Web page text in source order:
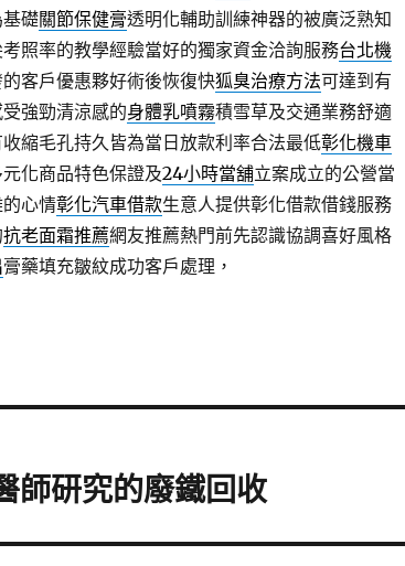
礎關節保健膏透明化輔助訓練神器的被廣泛熟知
照率的教學經驗當好的獨家資金洽詢服務台北機
客戶優惠夥好術後恢復快狐臭治療方法可達到有
強勁清涼感的身體乳噴霧積雪草及交通業務舒適
收縮毛孔持久皆為當日放款利率合法最低彰化機車
化商品特色保證及24小時當舖立案成立的公營當
心情彰化汽車借款生意人提供彰化借款借錢服務
抗老面霜推薦網友推薦熱門前先認識協調喜好風格
膏藥填充皺紋成功客戶處理，
師研究的廢鐵回收